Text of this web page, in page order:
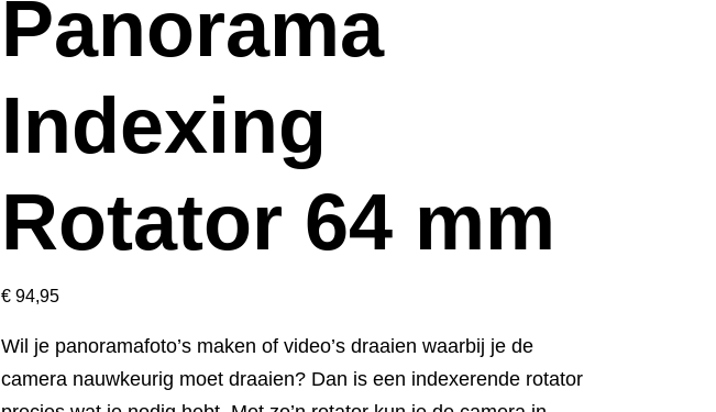
Panorama
Indexing
Rotator 64 mm
€ 94,95
Wil je panoramafoto’s maken of video’s draaien waarbij je de
camera nauwkeurig moet draaien? Dan is een indexerende rotator